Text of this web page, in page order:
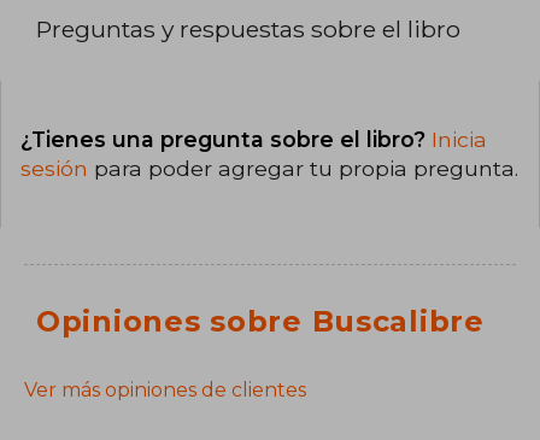
Preguntas y respuestas sobre el libro
¿Tienes una pregunta sobre el libro? Inicia
sesión para poder agregar tu propia pregunta.
Opiniones sobre Buscalibre
Ver más opiniones de clientes